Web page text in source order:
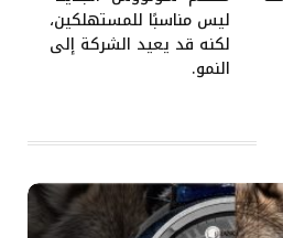
ليس مناسبًا للمستهلكين،
لكنه قد يعيد الشركة إلى
النمو.